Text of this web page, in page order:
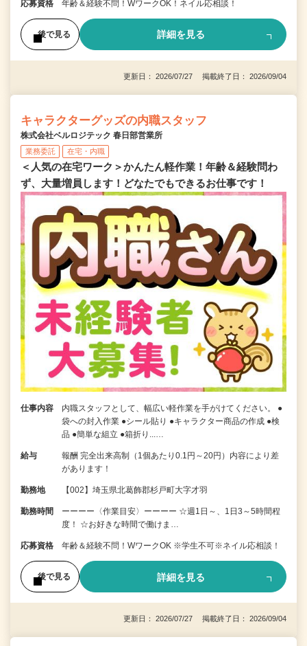
応募資格 年齢＆経験不問！WワークOK！ネイル応相談！
後で見る 詳細を見る
更新日： 2026/07/27 掲載終了日： 2026/09/04
キャラクターグッズの内職スタッフ
株式会社ベルロジテック 春日部営業所
業務委託 在宅・内職
＜人気の在宅ワーク＞かんたん軽作業！年齢＆経験問わ
ず、大量増員します！どなたでもできるお仕事です！
仕事内容
内職スタッフとして、幅広い軽作業を手がけてください。 ●
袋への封入作業 ●シール貼り ●キャラクター商品の作成 ●検
品 ●簡単な組立 ●箱折り...…
給与
報酬 完全出来高制（1個あたり0.1円～20円）内容により差
があります！
勤務地 【002】埼玉県北葛飾郡杉戸町大字才羽
勤務時間
ーーーー〈作業目安〉ーーーー ☆週1日～、1日3～5時間程
度！ ☆お好きな時間で働けま…
応募資格 年齢＆経験不問！WワークOK ※学生不可※ネイル応相談！
後で見る 詳細を見る
更新日： 2026/07/27 掲載終了日： 2026/09/04